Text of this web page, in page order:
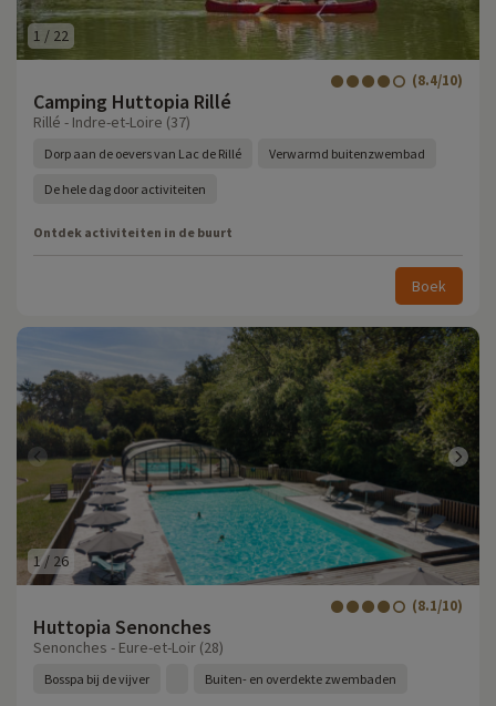
1 / 22
Camping Huttopia Rillé
(8.4/10)
Rillé - Indre-et-Loire (37)
Dorp aan de oevers van Lac de Rillé Verwarmd buitenzwembad
De hele dag door activiteiten
Ontdek activiteiten in de buurt
Boek
1/ 26
Huttopia Senonches
(8.1/10)
Senonches - Eure-et-Loir (28)
Bosspa bij de vijver Buiten- en overdekte zwembaden